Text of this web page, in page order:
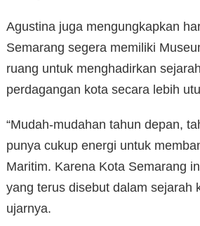
Agustina juga mengungkapkan
Semarang segera memiliki
ruang untuk menghadirkan
perdagangan kota secara lebih
“Mudah-mudahan tahun depan,
punya cukup energi untuk
Maritim. Karena Kota Semarang
yang terus disebut dalam sejarah
ujarnya.